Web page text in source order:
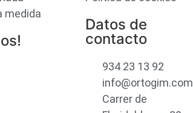
medida
Datos de
contacto
934 23 13 92
info@ortogim.com
Carrer de